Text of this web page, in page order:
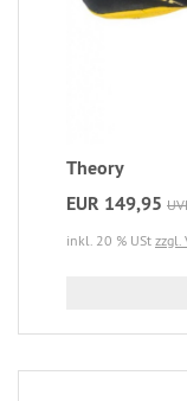
Theory
EUR 149,95
inkl. 20 % USt zzgl.